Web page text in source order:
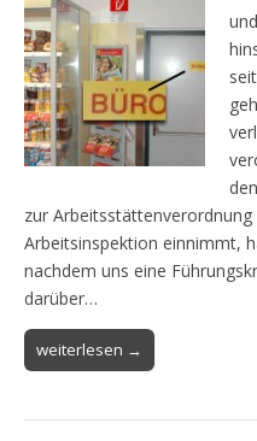
zur
Arbeitsinspektion einnimmt,
nachdem uns eine
darüber…
weiterlesen →